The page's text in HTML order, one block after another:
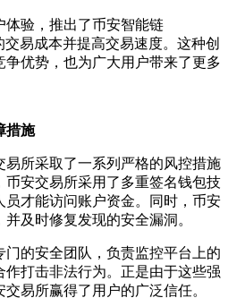
体验，推出了币安智能链
交易成本并提高交易速度。这种创
优势，也为广大用户带来了更多
措施
易所采取了一系列严格的风控措施
安交易所采用了多重签名钱包技
才能访问账户资金。同时，币安
及时修复发现的安全漏洞。
门的安全团队，负责监控平台上的
打击非法行为。正是由于这些强
易所赢得了用户的广泛信任。